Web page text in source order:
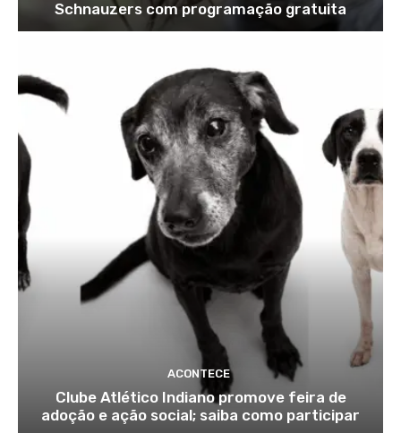
Schnauzers com programação gratuita
ACONTECE
Clube Atlético Indiano promove feira de
adoção e ação social; saiba como participar